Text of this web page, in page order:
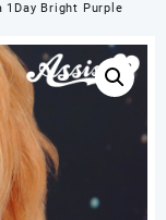
1Day Bright Purple